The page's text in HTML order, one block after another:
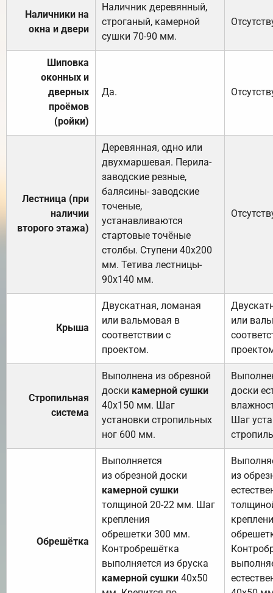
Наличники на
окна и двери
Наличник деревянный,
строганый, камерной
сушки 70-90 мм.
Шиповка
оконных и
дверных
проёмов
(ройки)
Да.
Лестница (при
наличии
второго этажа)
Деревянная, одно или
двухмаршевая. Перила-
заводские резные,
балясины- заводские
точеные,
устанавливаются
стартовые точёные
столбы. Ступени 40х200
мм. Тетива лестницы-
90х140 мм.
Крыша
Двускатная, ломаная
или вальмовая в
соответствии с
проектом.
или
Стропильная
система
Выполнена из обрезной
доски камерной сушки
40х150 мм. Шаг
установки стропильных
ног 600 мм.
доски
Шаг
Обрешётка
Выполняется
из обрезной доски
камерной сушки
толщиной 20-22 мм. Шаг
крепления
обрешетки 300 мм.
Контробрешётка
выполняется из бруска
камерной сушки 40х50
из